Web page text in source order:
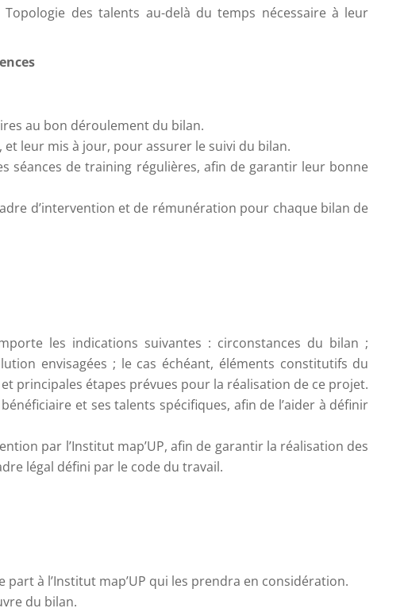
Topologie des talents au-delà du temps nécessaire à leur
au bon déroulement du bilan.
leur mis à jour, pour assurer le suivi du bilan.
séances de training régulières, afin de garantir leur bonne
d’intervention et de rémunération pour chaque bilan de
les indications suivantes : circonstances du bilan ;
envisagées ; le cas échéant, éléments constitutifs du
principales étapes prévues pour la réalisation de ce projet.
et ses talents spécifiques, afin de l’aider à définir
par l’Institut map’UP, afin de garantir la réalisation des
légal défini par le code du travail.
à l’Institut map’UP qui les prendra en considération.
du bilan.